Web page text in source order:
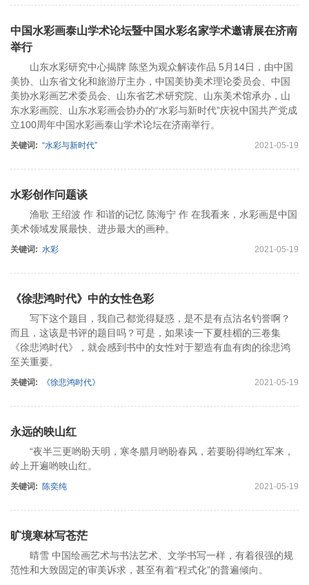
中国水彩画泰山学术论坛暨中国水彩名家学术邀请展在济南
举行
山东水彩研究中心揭牌 陈坚为观众解读作品 5月14日，由中国
美协、山东省文化和旅游厅主办，中国美协美术理论委员会、中国
美协水彩画艺术委员会、山东省艺术研究院、山东美术馆承办，山
东水彩画院、山东水彩画会协办的“水彩与新时代”庆祝中国共产党成
立100周年中国水彩画泰山学术论坛在济南举行。
关键词: “水彩与新时代” 2021-05-19
水彩创作问题谈
渔歌 王绍波 作 和谐的记忆 陈海宁 作 在我看来，水彩画是中国
美术领域发展最快、进步最大的画种。
关键词: 水彩 2021-05-19
《徐悲鸿时代》中的女性色彩
写下这个题目，我自己都觉得疑惑，是不是有点沽名钓誉啊？
而且，这该是书评的题目吗？可是，如果读一下夏桂楣的三卷集
《徐悲鸿时代》，就会感到书中的女性对于塑造有血有肉的徐悲鸿
至关重要。
关键词: 《徐悲鸿时代》 2021-05-19
永远的映山红
“夜半三更哟盼天明，寒冬腊月哟盼春风，若要盼得哟红军来，
岭上开遍哟映山红。
关键词: 陈奕纯 2021-05-19
旷境寒林写苍茫
晴雪 中国绘画艺术与书法艺术、文学书写一样，有着很强的规
范性和大致固定的审美诉求，甚至有着“程式化”的普遍倾向。